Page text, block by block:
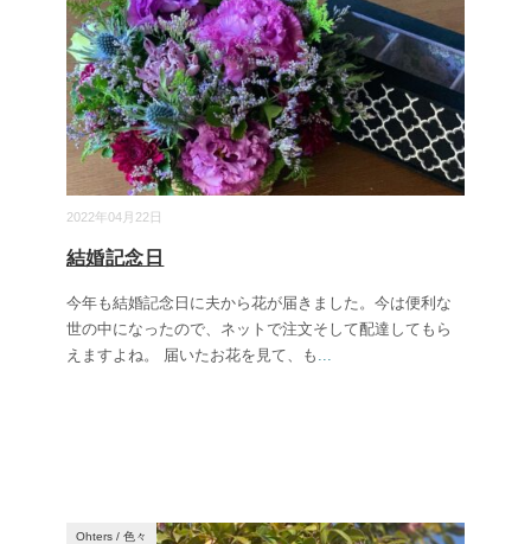
2022年04月22日
結婚記念日
今年も結婚記念日に夫から花が届きました。今は便利な
世の中になったので、ネットで注文そして配達してもら
えますよね。 届いたお花を見て、も ...
Ohters / 色々